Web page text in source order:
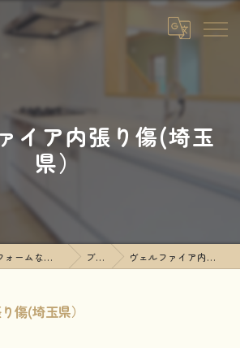
イア内張り傷(埼玉
県）
埼玉のリペア・リフォームならTOTALREPAIR Glanz ブログ ヴェルファイア内張り傷(埼玉県）
傷(埼玉県）